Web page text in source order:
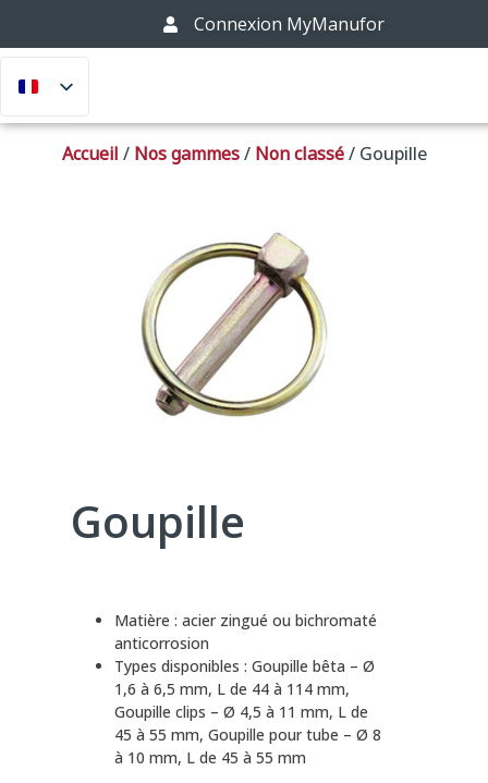
Connexion MyManufor
Accueil / Nos gammes/ Non classé/ Goupille
Goupille
Matière : acier zingué ou bichromaté
anticorrosion
Types disponibles : Goupille bêta – Ø
1,6 à 6,5 mm, L de 44 à 114 mm,
Goupille clips – Ø 4,5 à 11 mm, L de
45 à 55 mm, Goupille pour tube – Ø 8
à 10 mm, L de 45 à 55 mm